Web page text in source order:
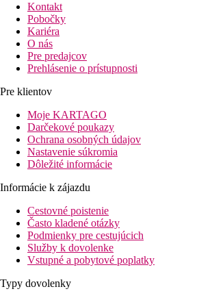
Kontakt
Pobočky
Kariéra
O nás
Pre predajcov
Prehlásenie o prístupnosti
Pre klientov
Moje KARTAGO
Darčekové poukazy
Ochrana osobných údajov
Nastavenie súkromia
Dôležité informácie
Informácie k zájazdu
Cestovné poistenie
Často kladené otázky
Podmienky pre cestujúcich
Služby k dovolenke
Vstupné a pobytové poplatky
Typy dovolenky